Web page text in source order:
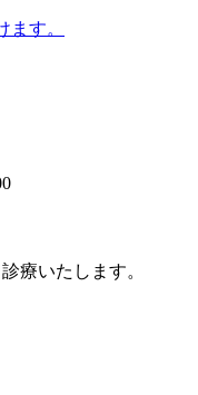
す。
療いたします。